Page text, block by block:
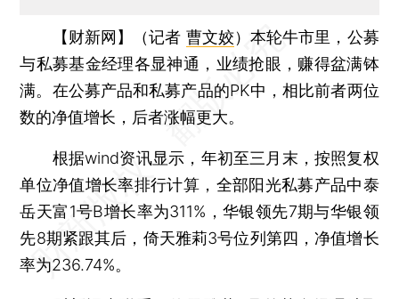
【财新网】（记者 曹文姣） 本轮牛市里，公募
与私募基金经理各显神通，业绩抢眼，赚得盆满钵
满。在公募产品和私募产品的PK中，相比前者两位
数的净值增长，后者涨幅更大。
根据wind资讯显示，年初至三月末，按照复权
单位净值增长率排行计算，全部阳光私募产品中泰
岳天富1号B增长率为311%，华银领先7期与华银领
先8期紧跟其后，倚天雅莉3号位列第四，净值增长
率为236.74%。